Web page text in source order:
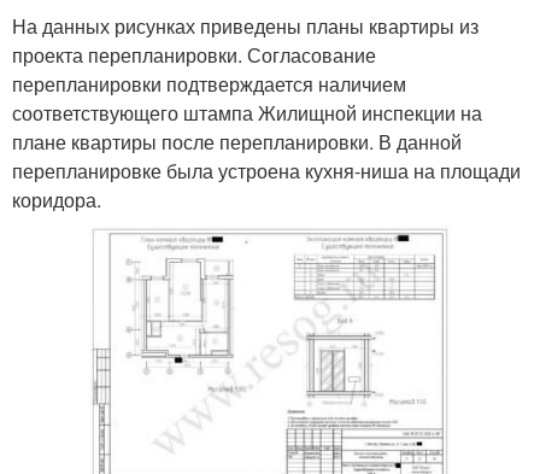
На данных рисунках приведены планы квартиры из
проекта перепланировки. Согласование
перепланировки подтверждается наличием
соответствующего штампа Жилищной инспекции на
плане квартиры после перепланировки. В данной
перепланировке была устроена кухня-ниша на площади
коридора.